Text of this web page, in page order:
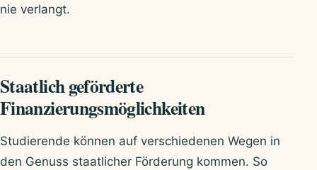
nie verlangt.
Staatlich geförderte
Finanzierungsmöglichkeiten
Studierende können auf verschiedenen Wegen in
den Genuss staatlicher Förderung kommen. So